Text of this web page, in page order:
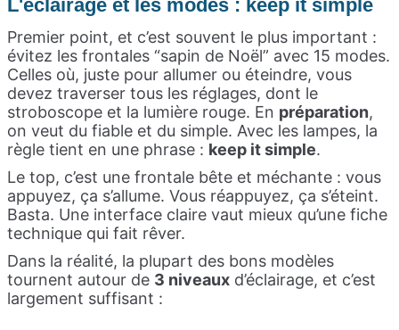
L'éclairage et les modes : keep it simple
Premier point, et c’est souvent le plus important :
évitez les frontales “sapin de Noël” avec 15 modes.
Celles où, juste pour allumer ou éteindre, vous
devez traverser tous les réglages, dont le
stroboscope et la lumière rouge. En préparation,
on veut du fiable et du simple. Avec les lampes, la
règle tient en une phrase : keep it simple.
Le top, c’est une frontale bête et méchante : vous
appuyez, ça s’allume. Vous réappuyez, ça s’éteint.
Basta. Une interface claire vaut mieux qu’une fiche
technique qui fait rêver.
Dans la réalité, la plupart des bons modèles
tournent autour de 3 niveaux d’éclairage, et c’est
largement suffisant :